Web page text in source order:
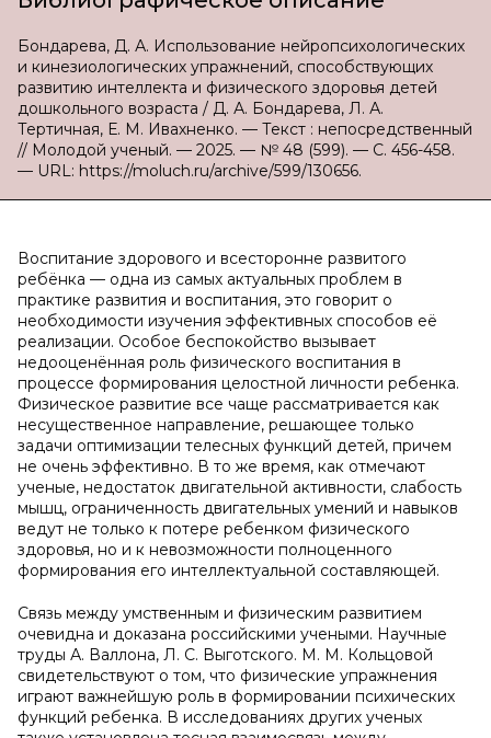
Бондарева, Д. А. Использование нейропсихологических
и кинезиологических упражнений, способствующих
развитию интеллекта и физического здоровья детей
дошкольного возраста / Д. А. Бондарева, Л. А.
Тертичная, Е. М. Ивахненко. — Текст : непосредственный
// Молодой ученый. — 2025. — № 48 (599). — С. 456-458.
— URL: https://moluch.ru/archive/599/130656.
Воспитание здорового и всесторонне развитого
ребёнка — одна из самых актуальных проблем в
практике развития и воспитания, это говорит о
необходимости изучения эффективных способов её
реализации. Особое беспокойство вызывает
недооценённая роль физического воспитания в
процессе формирования целостной личности ребенка.
Физическое развитие все чаще рассматривается как
несущественное направление, решающее только
задачи оптимизации телесных функций детей, причем
не очень эффективно. В то же время, как отмечают
ученые, недостаток двигательной активности, слабость
мышц, ограниченность двигательных умений и навыков
ведут не только к потере ребенком физического
здоровья, но и к невозможности полноценного
формирования его интеллектуальной составляющей.
Связь между умственным и физическим развитием
очевидна и доказана российскими учеными. Научные
труды А. Валлона, Л. С. Выготского. М. М. Кольцовой
свидетельствуют о том, что физические упражнения
играют важнейшую роль в формировании психических
функций ребенка. В исследованиях других ученых